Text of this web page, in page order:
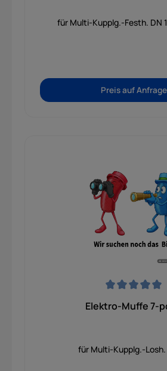
Preis auf Anfrage
Elektro-Muffe 7-
für Multi-Kupplg.-Losh.